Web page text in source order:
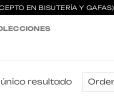
EN BISUTERÍA Y GAFAS)
resultado